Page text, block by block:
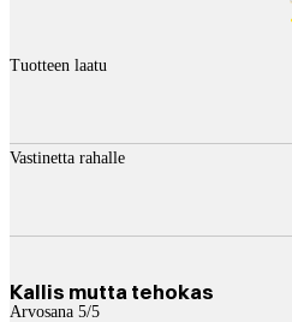
Tuotteen laatu
Vastinetta rahalle
Kallis mutta tehokas
Arvosana 5/5